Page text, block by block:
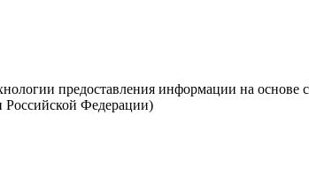
предоставления информации на основе
Российской Федерации)